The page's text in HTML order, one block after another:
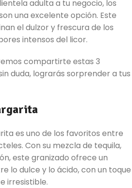
adulta a tu negocio, los
una excelente opción. Este
el dulzor y frescura de los
intensos del licor.
compartirte estas 3
duda, lograrás sorprender a tus
es uno de los favoritos entre
Con su mezcla de tequila,
este granizado ofrece un
lo dulce y lo ácido, con un toque
irresistible.